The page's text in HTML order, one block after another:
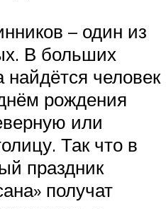
– один из
В больших
найдётся человек
рождения
или
Так что в
праздник
получат